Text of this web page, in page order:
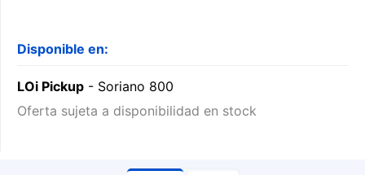
Disponible en:
LOi Pickup - Soriano 800
Oferta sujeta a disponibilidad en stock